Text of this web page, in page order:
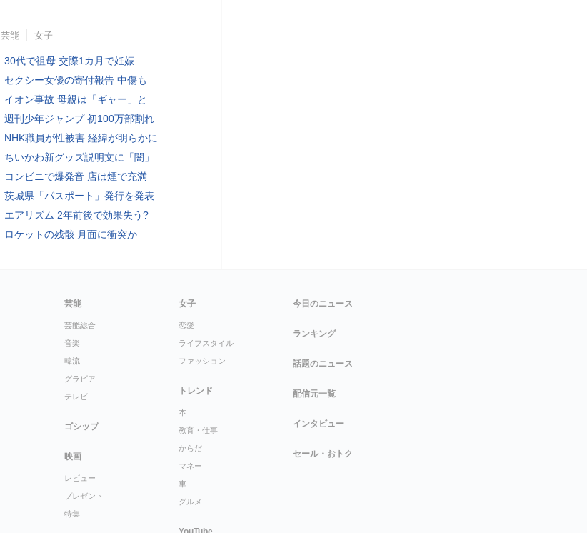
芸能 女子
30代で祖母 交際1カ月で妊娠
セクシー女優の寄付報告 中傷も
イオン事故 母親は「ギャー」と
週刊少年ジャンプ 初100万部割れ
NHK職員が性被害 経緯が明らかに
ちいかわ新グッズ説明文に「闇」
コンビニで爆発音 店は煙で充満
茨城県「パスポート」発行を発表
エアリズム 2年前後で効果失う?
ロケットの残骸 月面に衝突か
芸能
芸能総合
音楽
韓流
グラビア
テレビ
ゴシップ
映画
レビュー
プレゼント
特集
女子
恋愛
ライフスタイル
ファッション
トレンド
本
教育・仕事
からだ
マネー
車
グルメ
今日のニュース
ランキング
話題のニュース
配信元一覧
インタビュー
セール・おトク